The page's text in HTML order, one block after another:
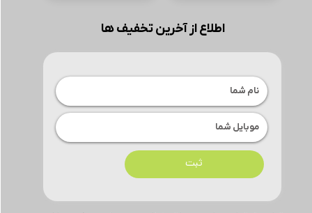
اطلاع از آخرین تخفیف ها
ثبت